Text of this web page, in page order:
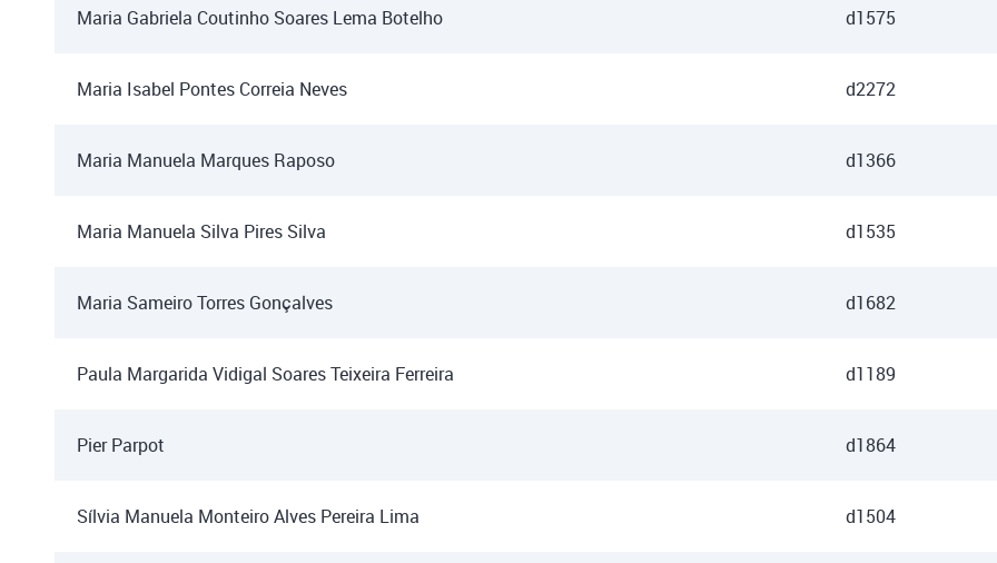
Maria Gabriela Coutinho Soares Lema Botelho d1575
Maria Isabel Pontes Correia Neves d2272
Maria Manuela Marques Raposo d1366
Maria Manuela Silva Pires Silva d1535
Maria Sameiro Torres Gonçalves d1682
Paula Margarida Vidigal Soares Teixeira Ferreira d1189
Pier Parpot d1864
Sílvia Manuela Monteiro Alves Pereira Lima d1504